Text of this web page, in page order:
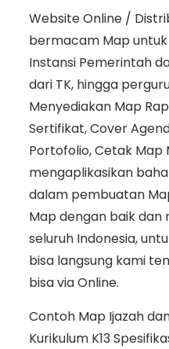
Website Online /
bermacam Map
Instansi Pemerintah
dari TK, hingga
Menyediakan Map
Sertifikat, Cover
Portofolio, Cetak Map
mengaplikasikan
dalam pembuatan
Map dengan baik dan
seluruh Indonesia,
bisa langsung kami
bisa via Online.
Contoh Map Ijazah
Kurikulum K13